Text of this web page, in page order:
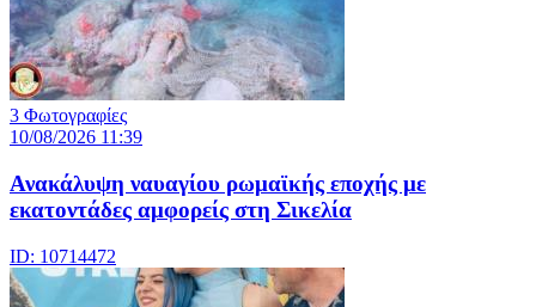
3 Φωτογραφίες
10/08/2026 11:39
Ανακάλυψη ναυαγίου ρωμαϊκής εποχής με
εκατοντάδες αμφορείς στη Σικελία
ID: 10714472